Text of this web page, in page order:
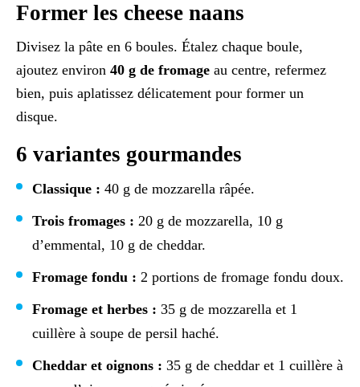
Former les cheese naans
Divisez la pâte en 6 boules. Étalez chaque boule,
ajoutez environ 40 g de fromage au centre, refermez
bien, puis aplatissez délicatement pour former un
disque.
6 variantes gourmandes
Classique : 40 g de mozzarella râpée.
Trois fromages : 20 g de mozzarella, 10 g
d’emmental, 10 g de cheddar.
Fromage fondu : 2 portions de fromage fondu doux.
Fromage et herbes : 35 g de mozzarella et 1
cuillère à soupe de persil haché.
Cheddar et oignons : 35 g de cheddar et 1 cuillère à